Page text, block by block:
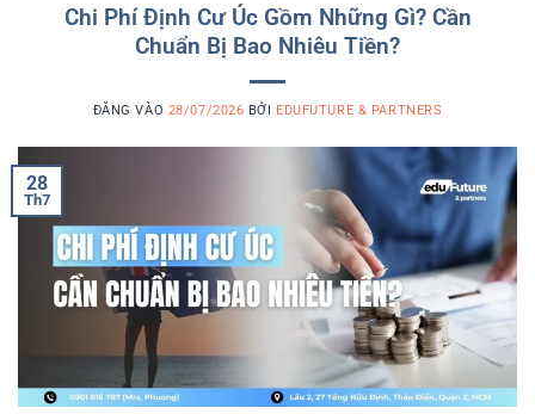
Chi Phí Định Cư Úc Gồm Những Gì? Cần
Chuẩn Bị Bao Nhiêu Tiền?
ĐĂNG VÀO 28/07/2026 BỞI EDUFUTURE & PARTNERS
28
Th7